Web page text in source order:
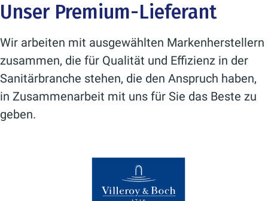
Unser Premium-Lieferant
Wir arbeiten mit ausgewählten Markenherstellern
zusammen, die für Qualität und Effizienz in der
Sanitärbranche stehen, die den Anspruch haben,
in Zusammenarbeit mit uns für Sie das Beste zu
geben.